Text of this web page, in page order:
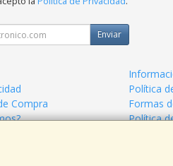
Enviar
Política
Compra
Formas
Política